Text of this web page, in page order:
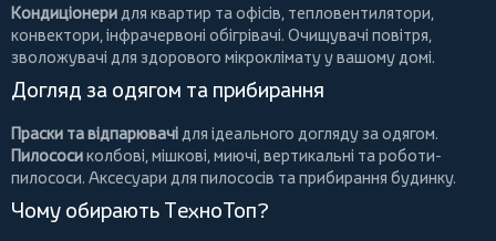
Кондиціонери для квартир та офісів, тепловентилятори,
конвектори, інфрачервоні обігрівачі. Очищувачі повітря,
зволожувачі для здорового мікроклімату у вашому домі.
Догляд за одягом та прибирання
Праски та відпарювачі для ідеального догляду за одягом.
Пилососиколбові, мішкові, миючі, вертикальні тароботи-
пилососи. Аксесуари для пилососів та прибирання будинку.
Чому обирають ТехноТоп?